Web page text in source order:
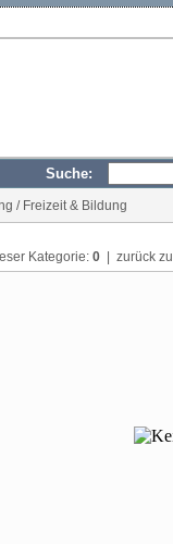
Suche:
/ Freizeit & Bildung
Kategorie: 0 | zurück